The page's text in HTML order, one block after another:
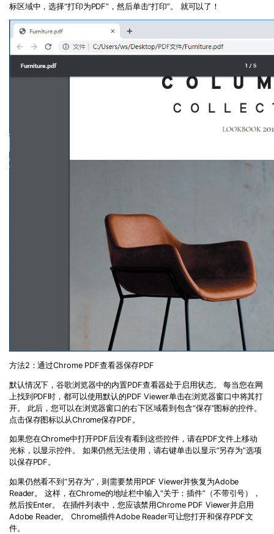
PDF注释
PDF OCR
标区域中，选择“打印为PDF”，然后单击“打印”。 就可以了！
方法2 ：通过Chrome PDF查看器保存PDF
默认情况下，谷歌浏览器中的内置PDF查看器处于启用状态。 每当您在网
上找到PDF时，都可以使用默认的PDF Viewer单击在浏览器窗口中将其打
开。 此后，您可以在浏览器窗口的右下区域看到包含“保存”图标的控件。
点击保存图标以从Chrome保存PDF 。
如果您在Chrome中打开PDF后没有看到这些控件，请在PDF文件上移动
光标，以显示控件。 如果仍然无法使用，请右键单击以显示“另存为”选项
以保存PDF。
如果仍然看不到“另存为”，则需要禁用 PDF Viewer并恢复为Adobe
Reader。 这样，在Chrome的地址栏中输入“关于：插件”（不带引号），
然后按Enter。 在插件列表中，您应该禁用Chrome PDF Viewer并启用
Adobe Reader。 Chrome插件Adobe Reader可让您打开和保存PDF文
件。